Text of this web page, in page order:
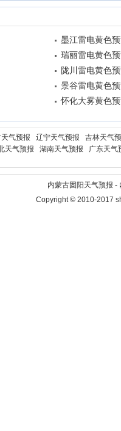
墨江雷电黄色
瑞丽雷电黄色
陇川雷电黄色
景谷雷电黄色
怀化大雾黄色
气预报 辽宁天气预报
吉林天气
天气预报 湖南天气预报 广东天气
内蒙古固阳天气预报 -
Copyright © 2010-2017